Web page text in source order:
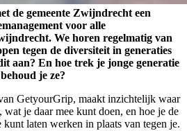
de gemeente Zwijndrecht een
voor alle
We horen regelmatig van
tegen de diversiteit in generaties
aan? En hoe trek je jonge generatie
je ze?
GetyourGrip, maakt inzichtelijk waar
je daar mee kunt doen, en hoe je de
laten werken in plaats van tegen je.